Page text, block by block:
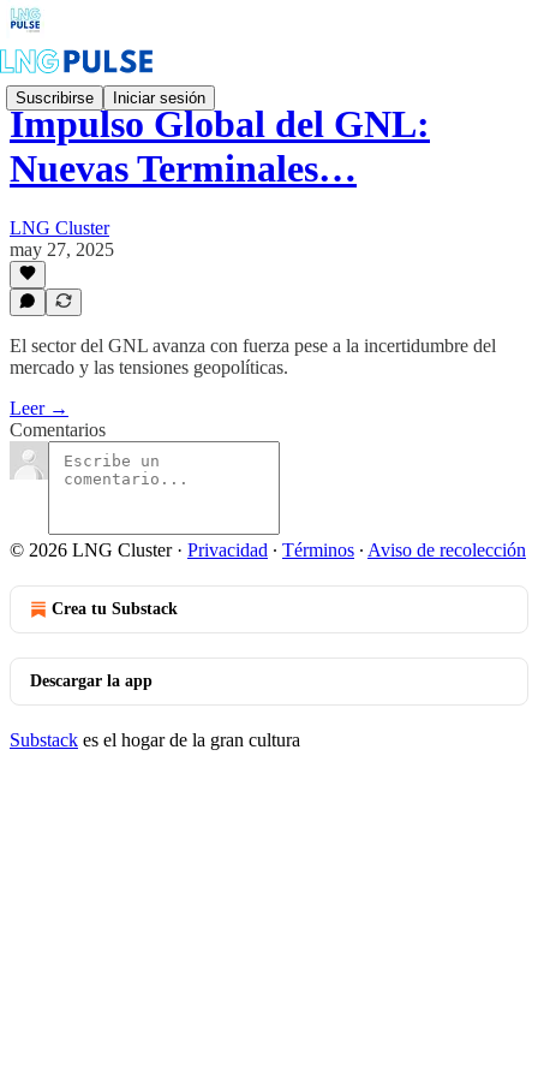
Suscribirse Iniciar sesión
Impulso Global del GNL:
Nuevas Terminales…
LNG Cluster
may 27, 2025
El sector del GNL avanza con fuerza pese a la incertidumbre del
mercado y las tensiones geopolíticas.
Leer →
Comentarios
© 2026 LNG Cluster· Privacidad ∙ Términos ∙ Aviso de recolección
Crea tu Substack
Descargar la app
Substack es el hogar de la gran cultura